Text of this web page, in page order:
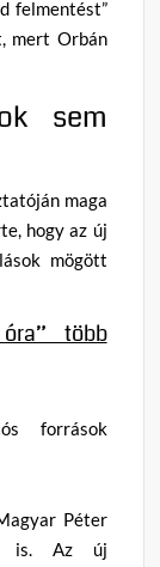
felmentést”
mert Orbán
sem
maga
hogy az új
mögött
több
források
Péter
is. Az új